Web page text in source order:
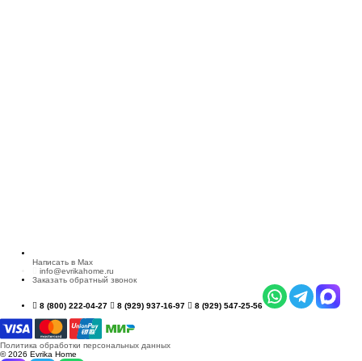
Написать в Max
info@evrikahome.ru
Заказать обратный звонок
8 (800) 222-04-27 8 (929) 937-16-97 8 (929) 547-25-56
Политика обработки персональных данных
© 2026 Evrika Home